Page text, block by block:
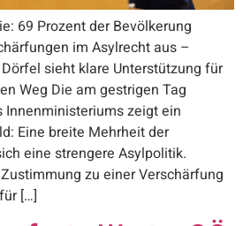
69 Prozent der Bevölkerung
im Asylrecht aus –
sieht klare Unterstützung für
Weg Die am gestrigen Tag
Innenministeriums zeigt ein
Eine breite Mehrheit der
eine strengere Asylpolitik.
zu einer Verschärfung
[…]